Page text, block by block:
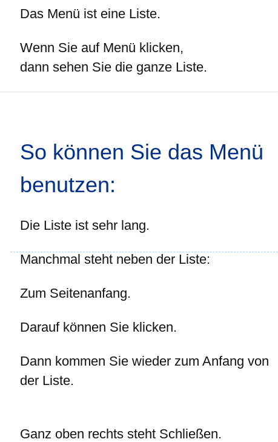
Das Menü ist eine Liste.
Wenn Sie auf Menü klicken,
dann sehen Sie die ganze Liste.
So können Sie das Menü
benutzen:
Die Liste ist sehr lang.
Manchmal steht neben der Liste:
Zum Seitenanfang.
Darauf können Sie klicken.
Dann kommen Sie wieder zum Anfang von
der Liste.
Ganz oben rechts steht Schließen.